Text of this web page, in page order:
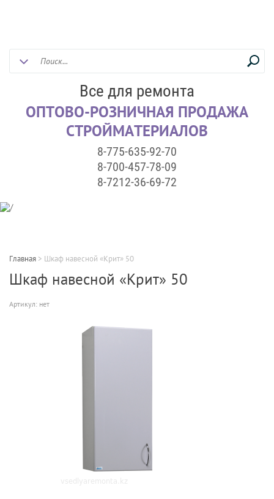
Все для ремонта
ОПТОВО-РОЗНИЧНАЯ ПРОДАЖА
СТРОЙМАТЕРИАЛОВ
8-775-635-92-70
8-700-457-78-09
8-7212-36-69-72
Главная > Шкаф навесной «Крит» 50
Шкаф навесной «Крит» 50
Артикул: нет